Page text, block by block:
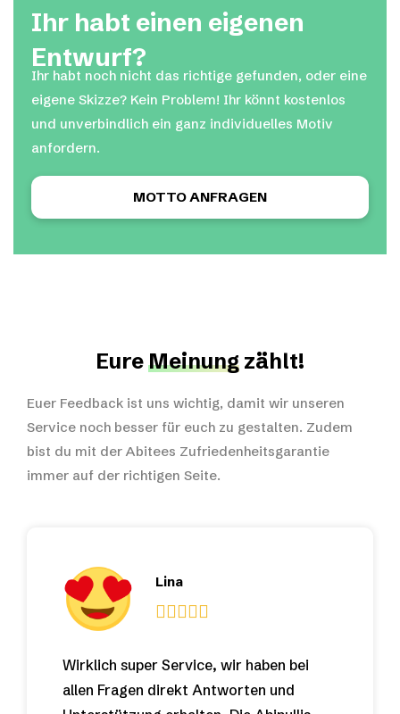
Ihr habt einen eigenen
Entwurf?
Ihr habt noch nicht das richtige gefunden, oder eine
eigene Skizze? Kein Problem! Ihr könnt kostenlos
und unverbindlich ein ganz individuelles Motiv
anfordern.
MOTTO ANFRAGEN
EureMeinung zählt!
Euer Feedback ist uns wichtig, damit wir unseren
Service noch besser für euch zu gestalten. Zudem
bist du mit der Abitees Zufriedenheitsgarantie
immer auf der richtigen Seite.
Lina
Wirklich super Service, wir haben bei
allen Fragen direkt Antworten und